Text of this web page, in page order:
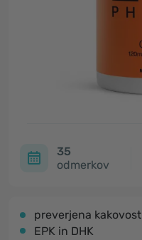
35
odmerkov
preverjena kakovost
EPK in DHK